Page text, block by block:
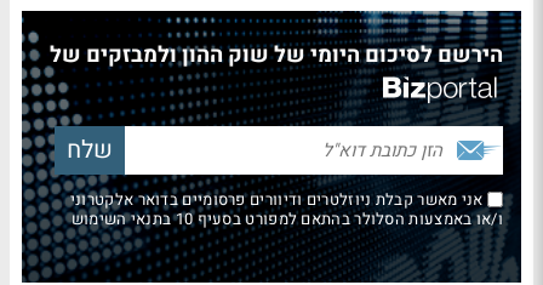
הירשם לסיכום היומי של שוק ההון ולמבזקים של
אני מאשר קבלת ניוזלטרים ודיוורים פרסומיים בדואר אלקטרוני
ו/או באמצעות הסלולר בהתאם למפורט בסעיף 10 בתנאי השימוש